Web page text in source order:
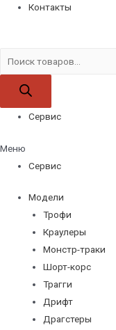
Контакты
товаров
Сервис
Меню
Сервис
Модели
Трофи
Краулеры
Монстр-траки
Шорт-корс
Трагги
Дрифт
Драгстеры